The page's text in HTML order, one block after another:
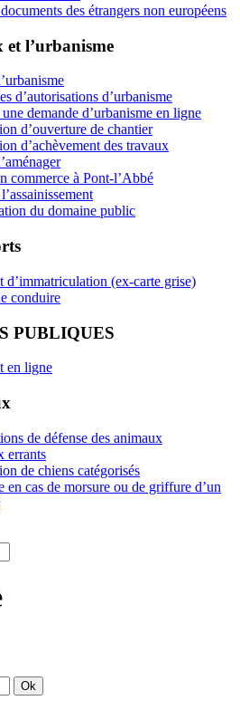
des étrangers non européens
et l’urbanisme
d’autorisations d’urbanisme
demande d’urbanisme en ligne
d’ouverture de chantier
d’achèvement des travaux
commerce à Pont-l’Abbé
du domaine public
d’immatriculation (ex-carte grise)
conduire
PUBLIQUES
en ligne
de défense des animaux
errants
de chiens catégorisés
en cas de morsure ou de griffure d’un